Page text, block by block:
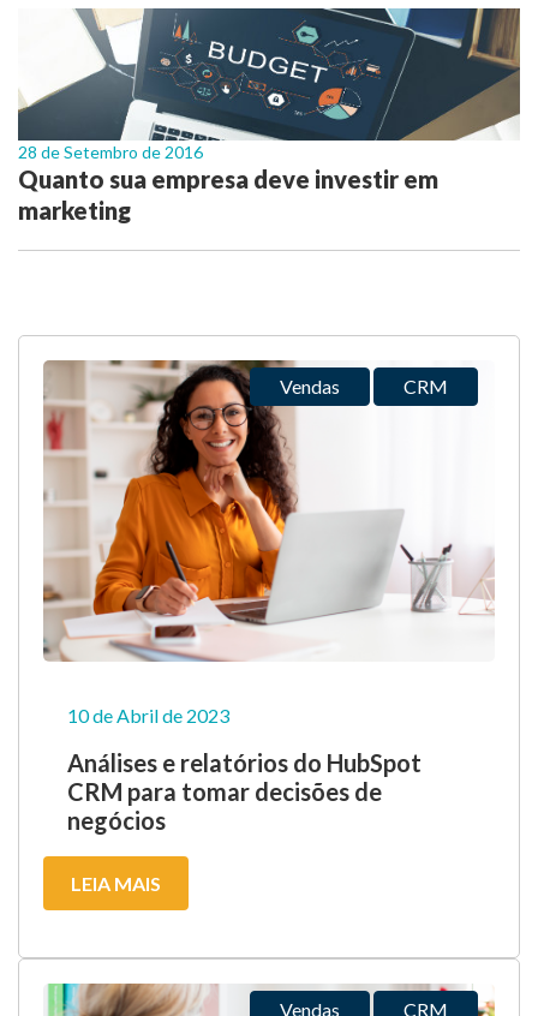
28 de Setembro de 2016
Quanto sua empresa deve investir em
marketing
Vendas CRM
10 de Abril de 2023
Análises e relatórios do HubSpot
CRM para tomar decisões de
negócios
LEIA MAIS
Vendas CRM